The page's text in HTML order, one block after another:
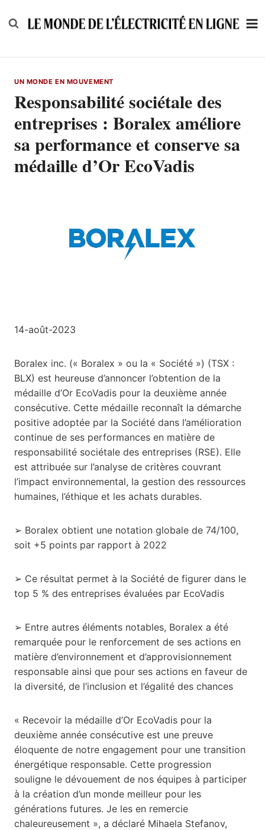
to
UN MONDE EN MOUVEMENT
Responsabilité sociétale des
entreprises : Boralex améliore
sa performance et conserve sa
médaille d’Or EcoVadis
14-août-2023
Boralex inc. (« Boralex » ou la « Société ») (TSX :
BLX) est heureuse d’annoncer l’obtention de la
médaille d’Or EcoVadis pour la deuxième année
consécutive. Cette médaille reconnaît la démarche
positive adoptée par la Société dans l’amélioration
continue de ses performances en matière de
responsabilité sociétale des entreprises (RSE). Elle
est attribuée sur l’analyse de critères couvrant
l’impact environnemental, la gestion des ressources
humaines, l’éthique et les achats durables.
➢ Boralex obtient une notation globale de 74/100,
soit +5 points par rapport à 2022
➢ Ce résultat permet à la Société de figurer dans le
top 5 % des entreprises évaluées par EcoVadis
➢ Entre autres éléments notables, Boralex a été
remarquée pour le renforcement de ses actions en
matière d’environnement et d’approvisionnement
responsable ainsi que pour ses actions en faveur de
la diversité, de l’inclusion et l’égalité des chances
« Recevoir la médaille d’Or EcoVadis pour la
deuxième année consécutive est une preuve
éloquente de notre engagement pour une transition
énergétique responsable. Cette progression
souligne le dévouement de nos équipes à participer
à la création d’un monde meilleur pour les
générations futures. Je les en remercie
chaleureusement », a déclaré Mihaela Stefanov,